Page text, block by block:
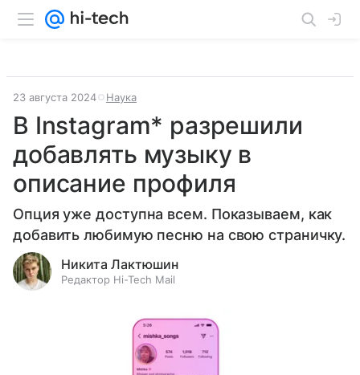
23 августа 2024 Наука
В Instagram* разрешили
добавлять музыку в
описание профиля
Опция уже доступна всем. Показываем, как
добавить любимую песню на свою страничку.
Никита Лактюшин
Редактор Hi-Tech Mail